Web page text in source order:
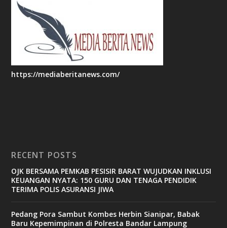
https://mediaberitanews.com/
RECENT POSTS
OJK BERSAMA PEMKAB PESISIR BARAT WUJUDKAN INKLUSI
KEUANGAN NYATA: 150 GURU DAN TENAGA PENDIDIK
TERIMA POLIS ASURANSI JIWA
Pedang Pora Sambut Kombes Herbin Sianipar, Babak
Baru Kepemimpinan di Polresta Bandar Lampung